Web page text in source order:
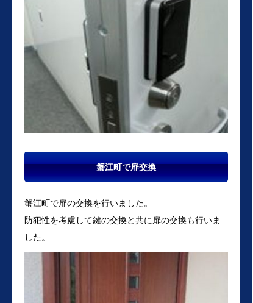
蟹江町で扉交換
蟹江町で扉の交換を行いました。
防犯性を考慮して鍵の交換と共に扉の交換も行いま
した。